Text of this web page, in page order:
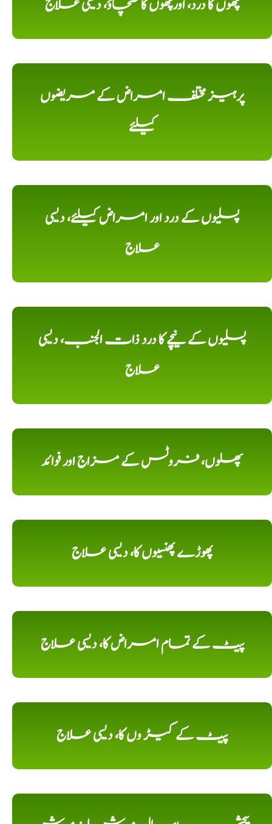
پٹھوں کا درد، اورپٹھوں کا کھنچاؤ، دیسی علاج
پرہیز مختلف امراض کے مریضوں
کیلئے
پسلیوں کے درد اور امراض کیلئے، دیسی
علاج
پسلیوں کے نیچے کا درد ذات الجنب، دیسی
علاج
پھلوں، فروٹس کے مزاج اور فوائد
پھوڑے پھنسیوں کا، دیسی علاج
پیٹ کے تمام امراض کا، دیسی علاج
پیٹ کے کیڑ وں کا، دیسی علاج